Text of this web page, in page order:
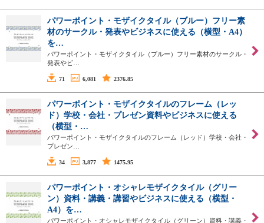
パワーポイント・モザイクタイル（ブルー）フリー素
材のサークル・発表やビジネスに使える（横型・A4）
を…
パワーポイント・モザイクタイル（ブルー）フリー素材のサークル・
発表やビ…
71 6,081 2376.85
パワーポイント・モザイクタイルのフレーム（レッ
ド）学校・会社・プレゼン資料やビジネスに使える
（横型・…
パワーポイント・モザイクタイルのフレーム（レッド）学校・会社・
プレゼン…
34 3,877 1475.95
パワーポイント・オシャレモザイクタイル（グリー
ン）資料・講義・講習やビジネスに使える（横型・
A4）を…
パワーポイント・オシャレモザイクタイル（グリーン）資料・講義・